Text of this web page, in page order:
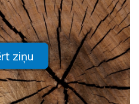
ziņu